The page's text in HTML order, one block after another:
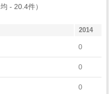
Studies And Humanities
- 20.4件）
2014
0
0
0